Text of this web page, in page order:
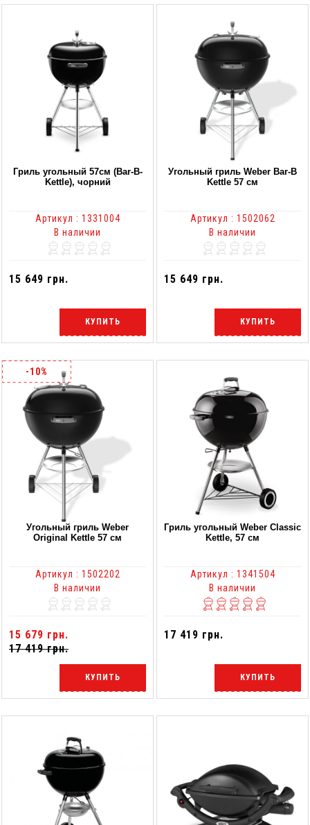
Гриль угольный 57см (Bar-B-
Kettle), чорний
Артикул : 1331004
В наличии
15 649 грн.
КУПИТЬ
Угольный гриль Weber Bar-B
Kettle 57 см
Артикул : 1502062
В наличии
15 649 грн.
КУПИТЬ
-10%
Угольный гриль Weber
Original Kettle 57 cм
Артикул : 1502202
В наличии
15 679 грн.
17 419 грн.
КУПИТЬ
Гриль угольный Weber Classic
Kettle, 57 см
Артикул : 1341504
В наличии
17 419 грн.
КУПИТЬ